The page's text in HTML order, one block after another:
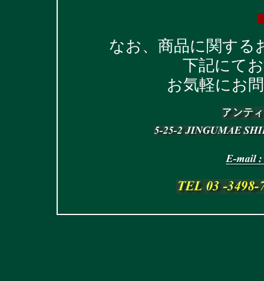
なお、商品に関する
下記にて
お気軽にお